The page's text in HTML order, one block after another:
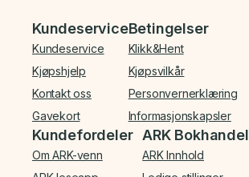
Bunnmeny
Kundeservice
Kundeservice
Kjøpshjelp
Kontakt oss
Gavekort
Betingelser
Klikk&Hent
Kjøpsvilkår
Personvernerklæring
Informasjonskapsler
Kundefordeler
Om ARK-venn
ARK Bokhandel
ARK Innhold